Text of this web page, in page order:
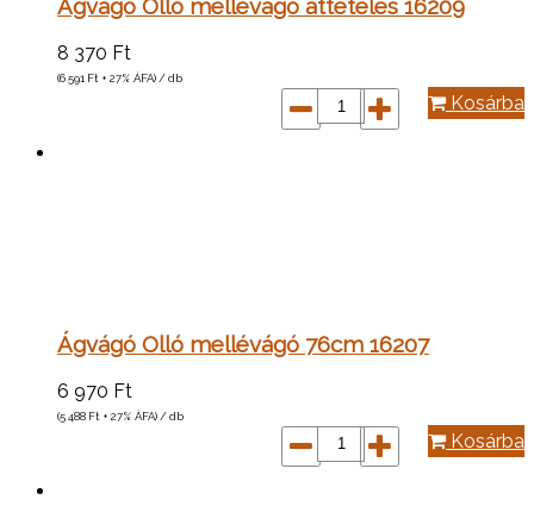
Ágvágó Olló mellévágó áttételes 16209
8 370 Ft
(6 591 Ft + 27% ÁFA) / db
Kosárba
Ágvágó Olló mellévágó 76cm 16207
6 970 Ft
(5 488 Ft + 27% ÁFA) / db
Kosárba